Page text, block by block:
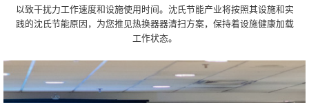
以致干扰力工作速度和设施使用时间。沈氏节能产业将按照其设施和实
践的沈氏节能原因，为您推见热换器器清扫方案，保持着设施健康加载
工作状态。